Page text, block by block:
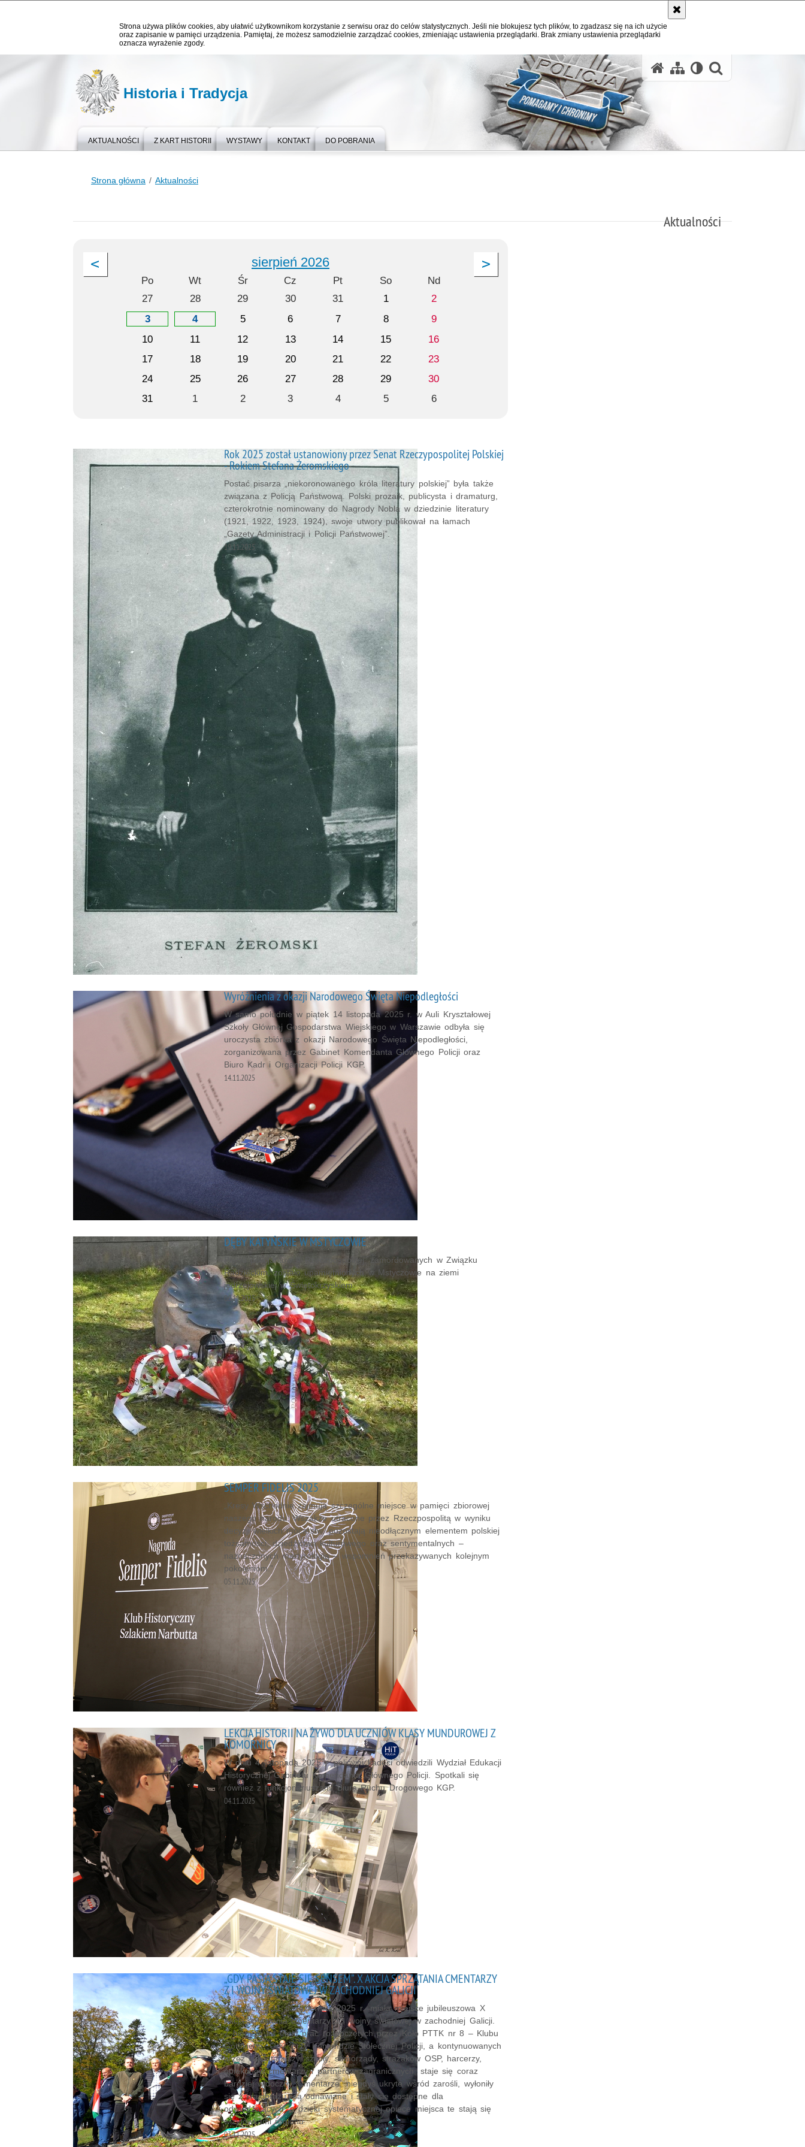
Strona używa plików cookies, aby ułatwić użytkownikom korzystanie z serwisu oraz do celów statystycznych. Jeśli nie blokujesz tych plików, to zgadzasz się na ich użycie
oraz zapisanie w pamięci urządzenia. Pamiętaj, że możesz samodzielnie zarządzać cookies, zmieniając ustawienia przeglądarki. Brak zmiany ustawienia przeglądarki
oznacza wyrażenie zgody.
Historia i Tradycja
AKTUALNOŚCI Z KART HISTORII WYSTAWY KONTAKT DO POBRANIA
Strona główna Aktualności
Aktualności
sierpień 2026
Po Wt Śr Cz Pt So
Nd
27
28 29 30 31 1
2
3
4 5 6 7 8
9
10
11 12 13 14 15
16
17
18 19 20 21 22
23
24
25 26 27 28 29
30
31
1 2 3 4 5 6
Rok 2025 został ustanowiony przez Senat Rzeczypospolitej Polskiej
- Rokiem Stefana Żeromskiego
Postać pisarza „niekoronowanego króla literatury polskiej” była także
związana z Policją Państwową. Polski prozaik, publicysta i dramaturg,
czterokrotnie nominowany do Nagrody Nobla w dziedzinie literatury
(1921, 1922, 1923, 1924), swoje utwory publikował na łamach
„Gazety Administracji i Policji Państwowej”.
19.11.2025
Wyróżnienia z okazji Narodowego Święta Niepodległości
W samo południe w piątek 14 listopada 2025 r. w Auli Kryształowej
Szkoły Głównej Gospodarstwa Wiejskiego w Warszawie odbyła się
uroczysta zbiórka z okazji Narodowego Święta Niepodległości,
zorganizowana przez Gabinet Komendanta Głównego Policji oraz
Biuro Kadr i Organizacji Policji KGP.
14.11.2025
DĘBY KATYŃSKIE W MSTYCZOWIE
Pięciu policjantów II Rzeczpospolitej, zamordowanych w Związku
Radzieckim, zostało upamiętnionych w Mstyczowie na ziemi
jędrzejowskiej w Świętokrzyskiem.
06.11.2025
SEMPER FIDELIS 2025
„Kresy Wschodnie zajmują szczególne miejsce w pamięci zbiorowej
naszego narodu. Wszakże utracone przez Rzeczpospolitą w wyniku
decyzji wielkich mocarstw, pozostają nieodłącznym elementem polskiej
tożsamości, dziedzictwa kulturowego oraz sentymentalnych –
naznaczonych martyrologią – wspomnień przekazywanych kolejnym
pokoleniom.”
05.11.2025
LEKCJA HISTORII NA ŻYWO DLA UCZNIÓW KLASY MUNDUROWEJ Z
KOMORNICY
W dniu 4 listopada 2025 r. policyjni kadeci odwiedzili Wydział Edukacji
Historycznej Gabinetu Komendanta Głównego Policji. Spotkali się
również z funkcjonariuszami Biura Ruchu Drogowego KGP.
04.11.2025
„GDY PASJA STAJE SIĘ SENSEM”. X AKCJA SPRZĄTANIA CMENTARZY
Z I WOJNY ŚWIATOWEJ W ZACHODNIEJ GALICJI
W dniach 9-11 października 2025 r. miała miejsce jubileuszowa X
Akcja sprzątania cmentarzy z I wojny światowej w zachodniej Galicji.
Z biegiem lat efekt prac rozpoczętych przez Koło PTTK nr 8 – Klubu
Górskiego „Orły” przy Komendzie Stołecznej Policji, a kontynuowanych
przez wolontariuszy, szkoły, samorządy, strażaków OSP, harcerzy,
opiekunów cmentarzy i partnerów zagranicznych, staje się coraz
bardziej widoczny. Cmentarze, niegdyś ukryte wśród zarośli, wyłoniły
się z krajobrazu, są odnawiane i stały się dostępne dla
odwiedzających, a dzięki systematycznej opiece miejsca te stają się
wizytówkami regionu.
03.11.2025